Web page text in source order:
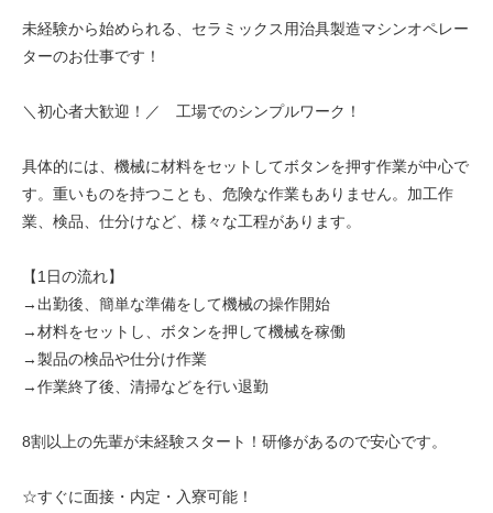
未経験から始められる、セラミックス用治具製造マシンオペレー
ターのお仕事です！
＼初心者大歓迎！／ 工場でのシンプルワーク！
具体的には、機械に材料をセットしてボタンを押す作業が中心で
す。重いものを持つことも、危険な作業もありません。加工作
業、検品、仕分けなど、様々な工程があります。
【1日の流れ】
→出勤後、簡単な準備をして機械の操作開始
→材料をセットし、ボタンを押して機械を稼働
→製品の検品や仕分け作業
→作業終了後、清掃などを行い退勤
8割以上の先輩が未経験スタート！研修があるので安心です。
☆すぐに面接・内定・入寮可能！